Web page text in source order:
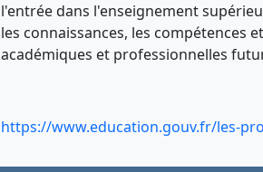
l'entrée dans l'enseignement
les connaissances, les compétences
académiques et professionnelles
https://www.education.gouv.fr/les-